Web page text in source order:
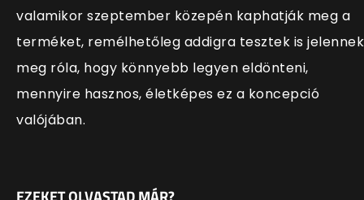
valamikor szeptember közepén kaphatják meg a
terméket, remélhetőleg addigra tesztek is jelennek
meg róla, hogy könnyebb legyen eldönteni,
mennyire hasznos, életképes ez a koncepció
valójában.